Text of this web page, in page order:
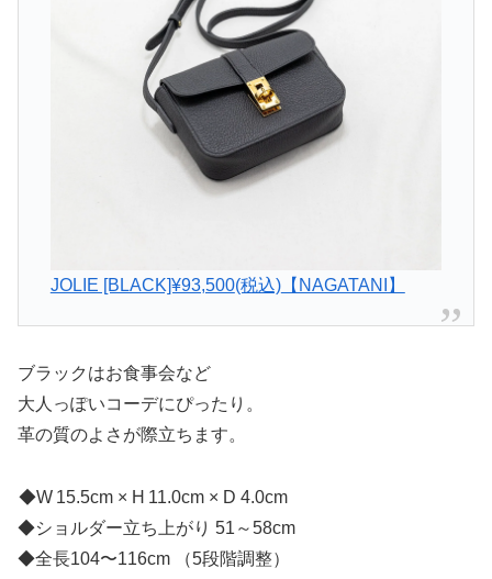
JOLIE [BLACK]¥93,500(税込)【NAGATANI】
ブラックはお食事会など
大人っぽいコーデにぴったり。
革の質のよさが際立ちます。
◆W 15.5cm × H 11.0cm × D 4.0cm
◆ショルダー立ち上がり 51～58cm
◆全長104〜116cm （5段階調整）